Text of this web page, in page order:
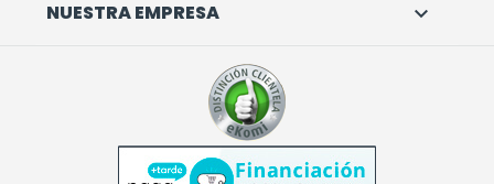
NUESTRA EMPRESA 